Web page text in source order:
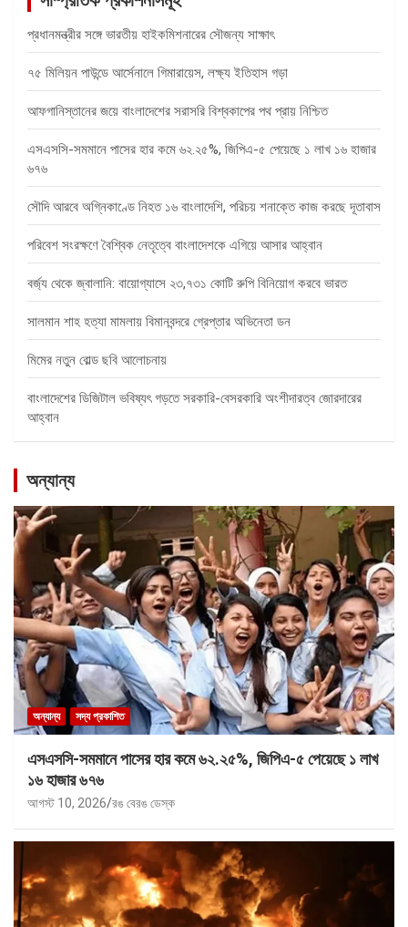
প্রধানমন্ত্রীর সঙ্গে ভারতীয় হাইকমিশনারের সৌজন্য সাক্ষাৎ
৭৫ মিলিয়ন পাউন্ডে আর্সেনালে গিমারায়েস, লক্ষ্য ইতিহাস গড়া
আফগানিস্তানের জয়ে বাংলাদেশের সরাসরি বিশ্বকাপের পথ প্রায় নিশ্চিত
এসএসসি-সমমানে পাসের হার কমে ৬২.২৫%, জিপিএ-৫ পেয়েছে ১ লাখ ১৬ হাজার
৬৭৬
সৌদি আরবে অগ্নিকাণ্ডে নিহত ১৬ বাংলাদেশি, পরিচয় শনাক্তে কাজ করছে দূতাবাস
পরিবেশ সংরক্ষণে বৈশ্বিক নেতৃত্বে বাংলাদেশকে এগিয়ে আসার আহ্বান
বর্জ্য থেকে জ্বালানি: বায়োগ্যাসে ২৩,৭৩১ কোটি রুপি বিনিয়োগ করবে ভারত
সালমান শাহ হত্যা মামলায় বিমানবন্দরে গ্রেপ্তার অভিনেতা ডন
মিমের নতুন বোল্ড ছবি আলোচনায়
বাংলাদেশের ডিজিটাল ভবিষ্যৎ গড়তে সরকারি-বেসরকারি অংশীদারত্ব জোরদারের
আহ্বান
অন্যান্য
অন্যান্য সদ্য প্রকাশিত
এসএসসি-সমমানে পাসের হার কমে ৬২.২৫%, জিপিএ-৫ পেয়েছে ১ লাখ
১৬ হাজার ৬৭৬
আগস্ট 10, 2026 রঙ বেরঙ ডেস্ক